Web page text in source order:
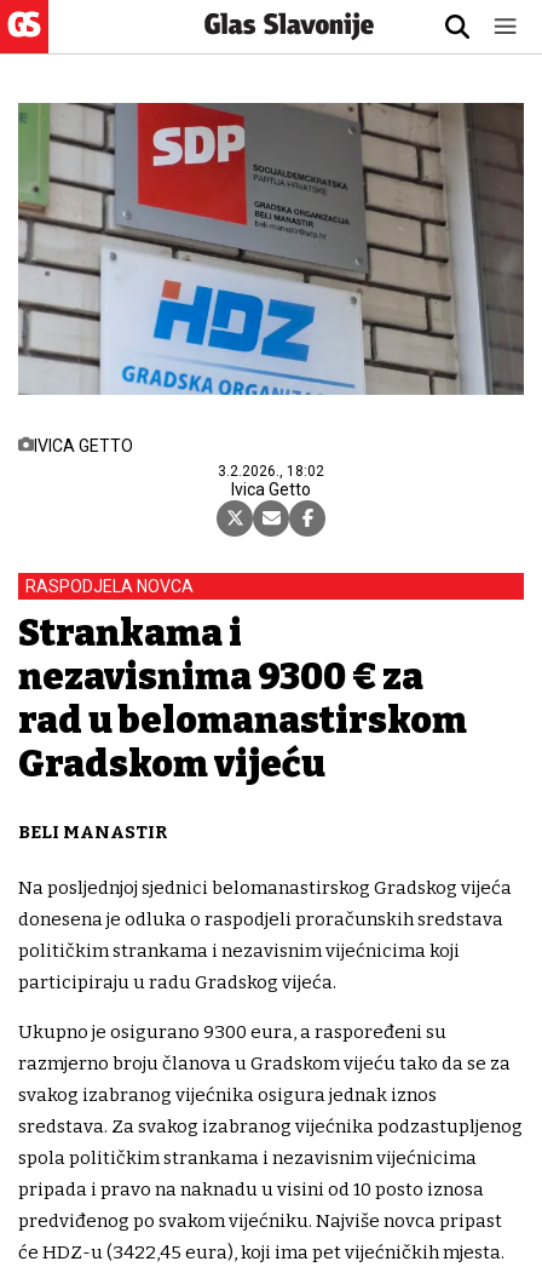
IVICA GETTO
3.2.2026., 18:02
Ivica Getto
RASPODJELA NOVCA
Strankama i
nezavisnima 9300 € za
rad u belomanastirskom
Gradskom vijeću
BELI MANASTIR
Na posljednjoj sjednici belomanastirskog Gradskog vijeća
donesena je odluka o raspodjeli proračunskih sredstava
političkim strankama i nezavisnim vijećnicima koji
participiraju u radu Gradskog vijeća.
Ukupno je osigurano 9300 eura, a raspoređeni su
razmjerno broju članova u Gradskom vijeću tako da se za
svakog izabranog vijećnika osigura jednak iznos
sredstava. Za svakog izabranog vijećnika podzastupljenog
spola političkim strankama i nezavisnim vijećnicima
pripada i pravo na naknadu u visini od 10 posto iznosa
predviđenog po svakom vijećniku. Najviše novca pripast
će HDZ-u (3422,45 eura), koji ima pet vijećničkih mjesta.